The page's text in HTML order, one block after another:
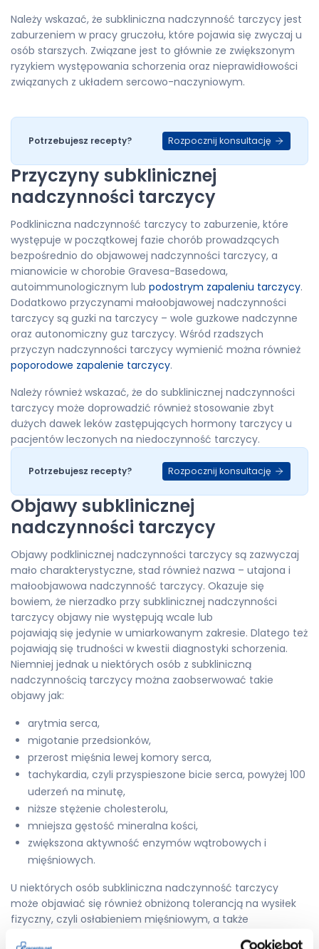
Należy wskazać, że subkliniczna nadczynność tarczycy jest
zaburzeniem w pracy gruczołu, które pojawia się zwyczaj u
osób starszych. Związane jest to głównie ze zwiększonym
ryzykiem występowania schorzenia oraz nieprawidłowości
związanych z układem sercowo-naczyniowym.
Potrzebujesz recepty? Rozpocznij konsultację
Przyczyny subklinicznej
nadczynności tarczycy
Podkliniczna nadczynność tarczycy to zaburzenie, które
występuje w początkowej fazie chorób prowadzących
bezpośrednio do objawowej nadczynności tarczycy, a
mianowicie w chorobie Gravesa-Basedowa,
autoimmunologicznym lub podostrym zapaleniu tarczycy.
Dodatkowo przyczynami małoobjawowej nadczynności
tarczycy są guzki na tarczycy – wole guzkowe nadczynne
oraz autonomiczny guz tarczycy. Wśród rzadszych
przyczyn nadczynności tarczycy wymienić można również
poporodowe zapalenie tarczycy.
Należy również wskazać, że do subklinicznej nadczynności
tarczycy może doprowadzić również stosowanie zbyt
dużych dawek leków zastępujących hormony tarczycy u
pacjentów leczonych na niedoczynność tarczycy.
Potrzebujesz recepty? Rozpocznij konsultację
Objawy subklinicznej
nadczynności tarczycy
Objawy podklinicznej nadczynności tarczycy są zazwyczaj
mało charakterystyczne, stad również nazwa – utajona i
małoobjawowa nadczynność tarczycy. Okazuje się
bowiem, że nierzadko przy subklinicznej nadczynności
tarczycy objawy nie występują wcale lub
pojawiają się jedynie w umiarkowanym zakresie. Dlatego też
pojawiają się trudności w kwestii diagnostyki schorzenia.
Niemniej jednak u niektórych osób z subkliniczną
nadczynnością tarczycy można zaobserwować takie
objawy jak:
arytmia serca,
migotanie przedsionków,
przerost mięśnia lewej komory serca,
tachykardia, czyli przyspieszone bicie serca, powyżej 100
uderzeń na minutę,
niższe stężenie cholesterolu,
mniejsza gęstość mineralna kości,
zwiększona aktywność enzymów wątrobowych i
mięśniowych.
U niektórych osób subkliniczna nadczynność tarczycy
może objawiać się również obniżoną tolerancją na wysiłek
fizyczny, czyli osłabieniem mięśniowym, a także